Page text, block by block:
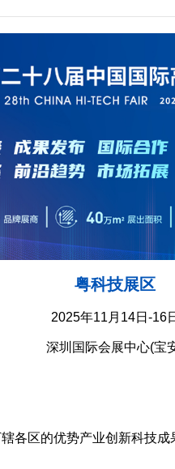
粤科技展区
2025年11月14日-16
深圳国际会展中心(宝
各区的优势产业创新科技成